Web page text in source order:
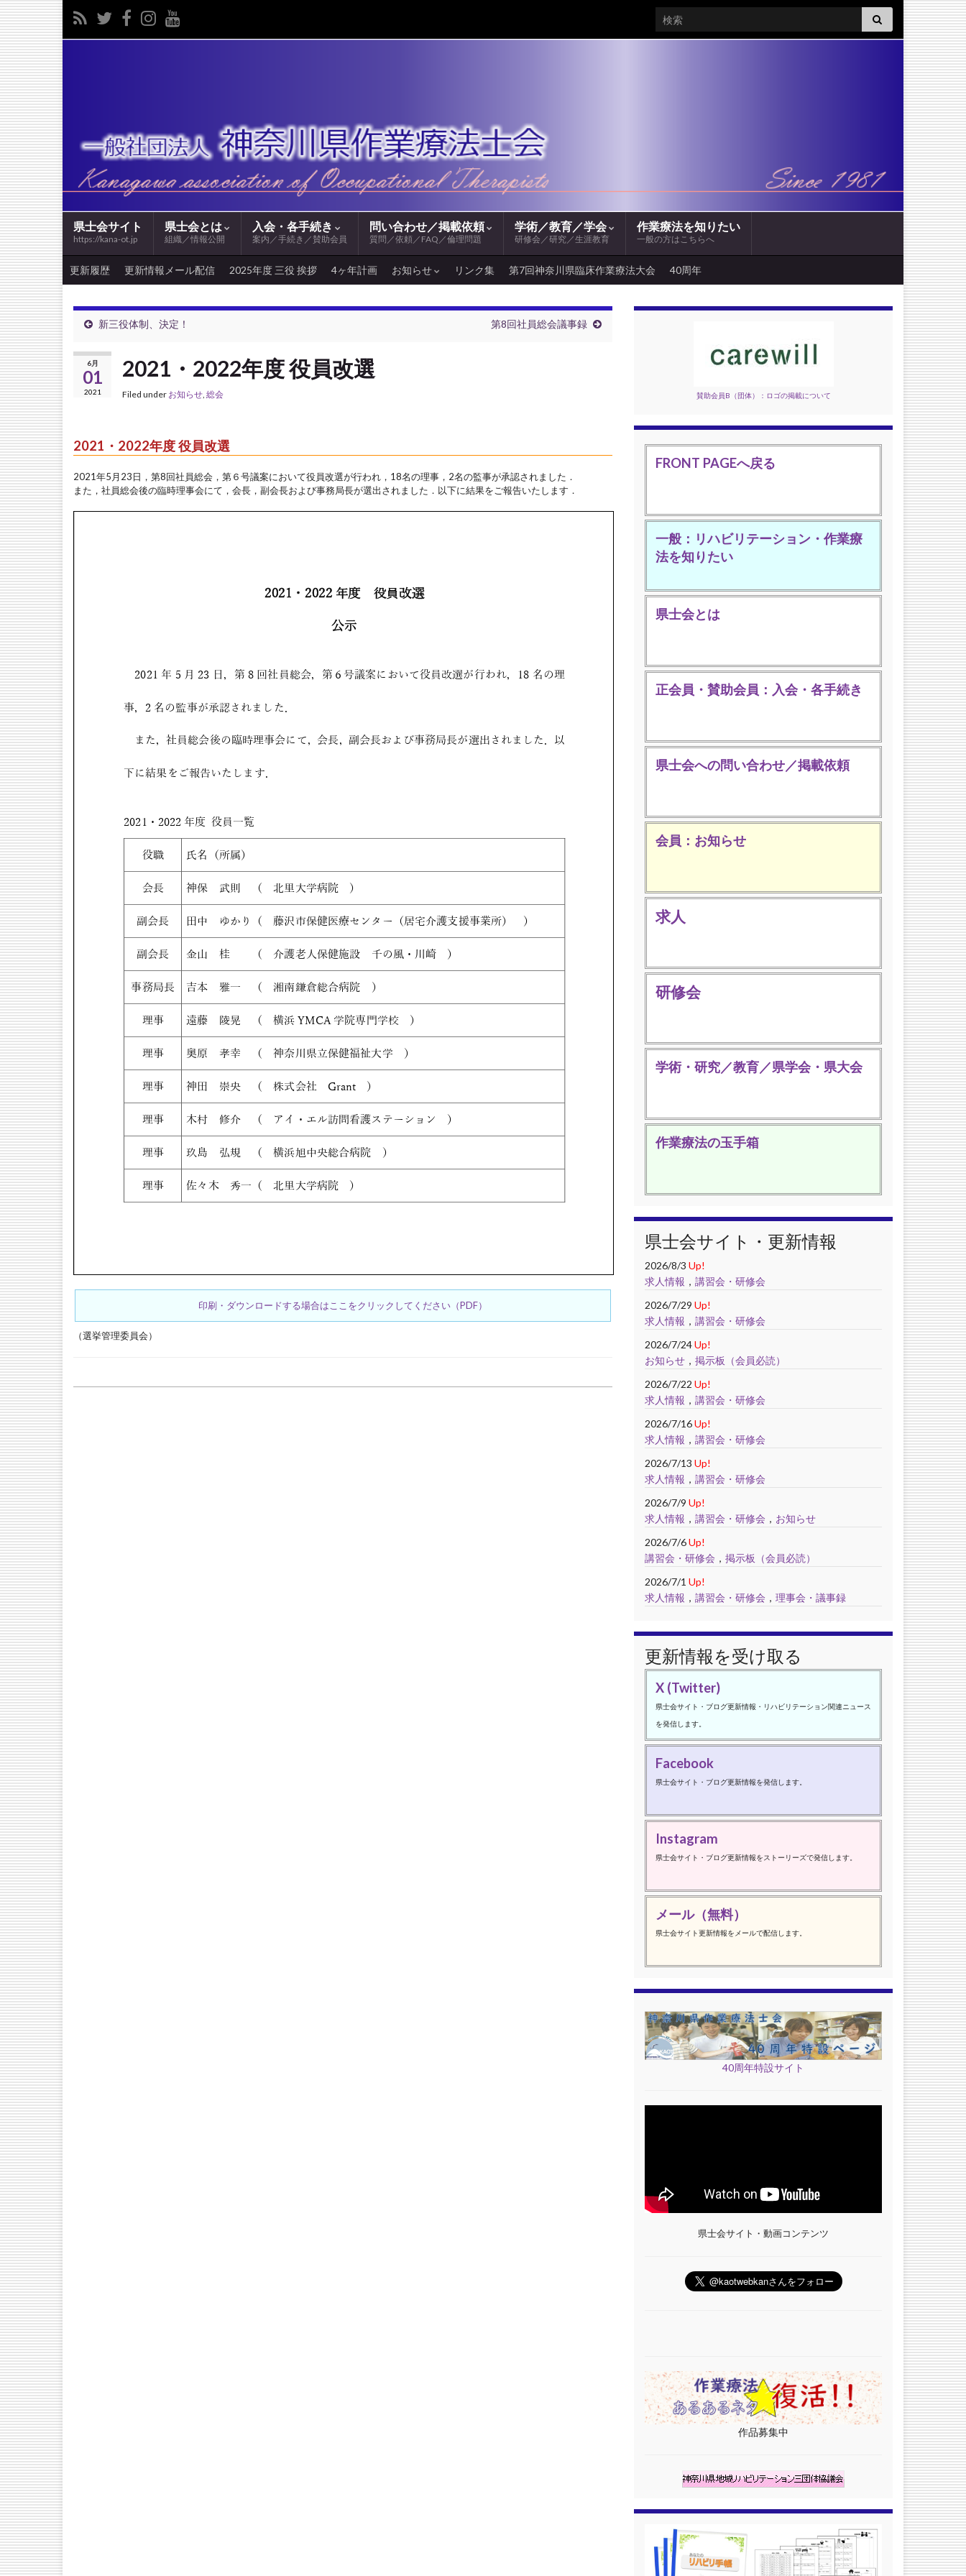
Search for:
県士会サイト
https://kana-ot.jp
県士会とは
組織／情報公開
入会・各手続き
案内／手続き／賛助会員
問い合わせ／掲載依頼
質問／依頼／FAQ／倫理問題
学術／教育／学会
研修会／研究／生涯教育
作業療法を知りたい
一般の方はこちらへ
更新履歴 更新情報メール配信 2025年度 三役 挨拶 4ヶ年計画 お知らせ リンク集 第7回神奈川県臨床作業療法大会 40周年
新三役体制、決定！ 第8回社員総会議事録
6月
01
2021
2021・2022年度 役員改選
Filed under お知らせ, 総会
2021・2022年度 役員改選
2021年5月23日，第8回社員総会，第６号議案において役員改選が行われ，18名の理事，2名の監事が承認されました．
また，社員総会後の臨時理事会にて，会長，副会長および事務局長が選出されました．以下に結果をご報告いたします．
印刷・ダウンロードする場合はここをクリックしてください（PDF）
（選挙管理委員会）
賛助会員B（団体）：ロゴの掲載について
FRONT PAGEへ戻る
一般：リハビリテーション・作業療
法を知りたい
県士会とは
正会員・賛助会員：入会・各手続き
県士会への問い合わせ／掲載依頼
会員：お知らせ
求人
研修会
学術・研究／教育／県学会・県大会
作業療法の玉手箱
県士会サイト・更新情報
2026/8/3 Up!
求人情報 ， 講習会・研修会
2026/7/29 Up!
求人情報 ， 講習会・研修会
2026/7/24Up!
お知らせ ， 掲示板（会員必読）
2026/7/22 Up!
求人情報 ， 講習会・研修会
2026/7/16Up!
求人情報 ， 講習会・研修会
2026/7/13 Up!
求人情報 ， 講習会・研修会
2026/7/9 Up!
求人情報 ， 講習会・研修会 ， お知らせ
2026/7/6Up!
講習会・研修会 ， 掲示板（会員必読）
2026/7/1 Up!
求人情報 ， 講習会・研修会 ， 理事会・議事録
更新情報を受け取る
X (Twitter)
県士会サイト・ブログ更新情報・リハビリテーション関連ニュース
を発信します。
Facebook
県士会サイト・ブログ更新情報を発信します。
Instagram
県士会サイト・ブログ更新情報をストーリーズで発信します。
メール（無料）
県士会サイト更新情報をメールで配信します。
40周年特設サイト
県士会サイト・動画コンテンツ
作品募集中